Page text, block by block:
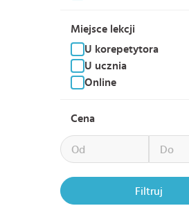
Miejsce lekcji
U korepetytora
U ucznia
Online
Cena
Filtruj